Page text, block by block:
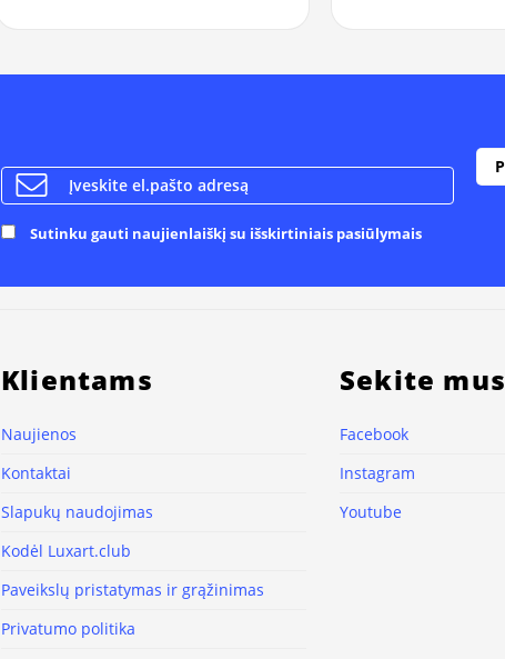
Sutinku gauti naujienlaiškį su išskirtiniais pasiūlymais
Klientams
Naujienos
Kontaktai
Slapukų naudojimas
Kodėl Luxart.club
Paveikslų pristatymas ir grąžinimas
Privatumo politika
Sekite mus
Facebook
Instagram
Youtube